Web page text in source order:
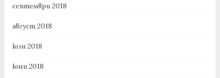
септември 2018
август 2018
юли 2018
юни 2018